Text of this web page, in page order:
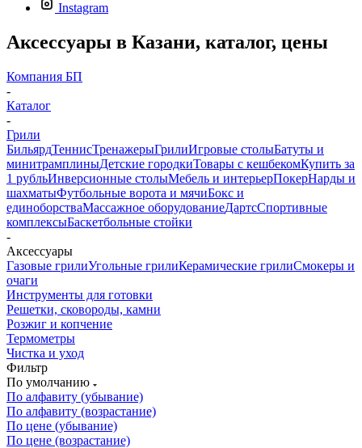
Instagram
Аксессуары в Казани, каталог, цены
Компания БП
-
Каталог
-
Грили
БильярдТеннисТренажерыГрилиИгровые столыБатуты и
минитрамплиныДетские городкиТовары с кешбекомКупить за
1 рубльИнверсионные столыМебель и интерьерПокерНарды и
шахматыФутбольные ворота и мячиБокс и
единоборстваМассажное оборудованиеДартсСпортивные
комплексыБаскетбольные стойки
-
Аксессуары
Газовые грилиУгольные грилиКерамические грилиСмокеры и
очаги
Инструменты для готовки
Решетки, сковороды, камни
Розжиг и копчение
Термометры
Чистка и уход
Фильтр
По умолчанию
По алфавиту (убывание)
По алфавиту (возрастание)
По цене (убывание)
По цене (возрастание)